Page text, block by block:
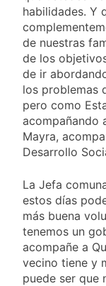
habilidades. Y
de nuestras
de los
de ir
los problemas
pero como
acompañando
Mayra,
Desarrollo
La Jefa
estos días
más buena
tenemos un
acompañe a
vecino tiene y
puede ser que